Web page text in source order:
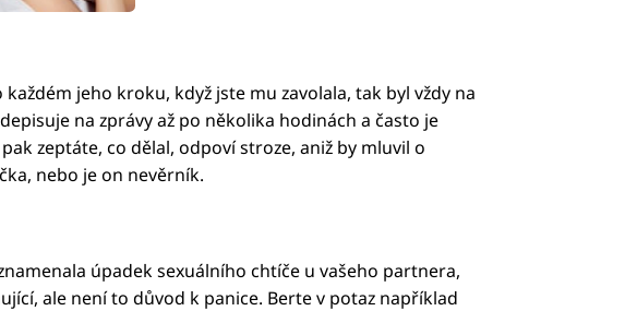
jeho kroku, když jste mu zavolala, tak byl vždy na
na zprávy až po několika hodinách a často je
zeptáte, co dělal, odpoví stroze, aniž by mluvil o
nebo je on nevěrník.
úpadek sexuálního chtíče u vašeho partnera,
ale není to důvod k panice. Berte v potaz například